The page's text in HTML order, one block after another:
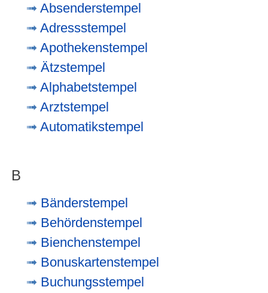
Absenderstempel
Adressstempel
Apothekenstempel
Ätzstempel
Alphabetstempel
Arztstempel
Automatikstempel
B
Bänderstempel
Behördenstempel
Bienchenstempel
Bonuskartenstempel
Buchungsstempel